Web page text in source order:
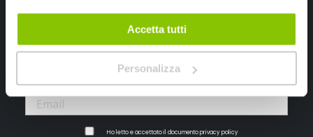
Accetta tutti
Personalizza
Ho letto e accettato il documentoprivacy policy